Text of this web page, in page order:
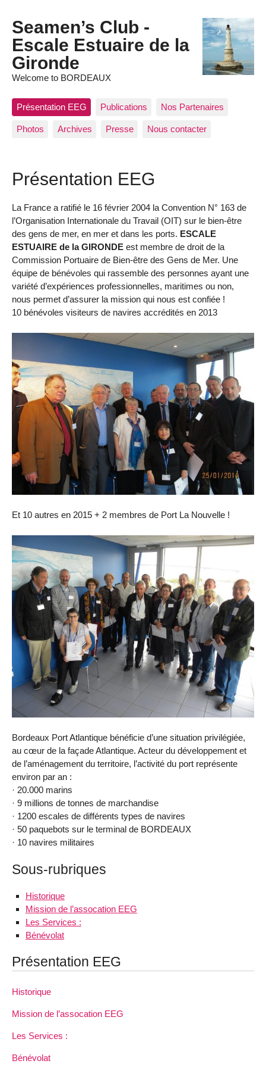
Seamen’s Club -
Escale Estuaire de la
Gironde
Welcome to BORDEAUX
Présentation EEG Publications Nos Partenaires
Photos Archives Presse Nous contacter
Présentation EEG
La France a ratifié le 16 février 2004 la Convention N° 163 de
l’Organisation Internationale du Travail (OIT) sur le bien-être
des gens de mer, en mer et dans les ports. ESCALE
ESTUAIRE de la GIRONDE est membre de droit de la
Commission Portuaire de Bien-être des Gens de Mer. Une
équipe de bénévoles qui rassemble des personnes ayant une
variété d’expériences professionnelles, maritimes ou non,
nous permet d’assurer la mission qui nous est confiée !
10 bénévoles visiteurs de navires accrédités en 2013
Et 10 autres en 2015 + 2 membres de Port La Nouvelle !
Bordeaux Port Atlantique bénéficie d’une situation privilégiée,
au cœur de la façade Atlantique. Acteur du développement et
de l’aménagement du territoire, l’activité du port représente
environ par an :
· 20.000 marins
· 9 millions de tonnes de marchandise
· 1200 escales de différents types de navires
· 50 paquebots sur le terminal de BORDEAUX
· 10 navires militaires
Sous-rubriques
Historique
Mission de l’assocation EEG
Les Services :
Bénévolat
Présentation EEG
Historique
Mission de l’assocation EEG
Les Services :
Bénévolat